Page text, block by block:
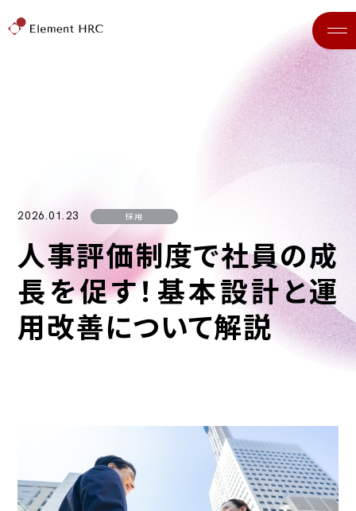
2026.01.23 採用
人事評価制度で社員の成
長を促す！基本設計と運
用改善について解説